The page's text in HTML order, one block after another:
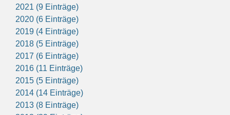
2021 (9 Einträge)
2020 (6 Einträge)
2019 (4 Einträge)
2018 (5 Einträge)
2017 (6 Einträge)
2016 (11 Einträge)
2015 (5 Einträge)
2014 (14 Einträge)
2013 (8 Einträge)